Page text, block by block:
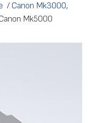
/ Canon Mk3000,
Mk5000